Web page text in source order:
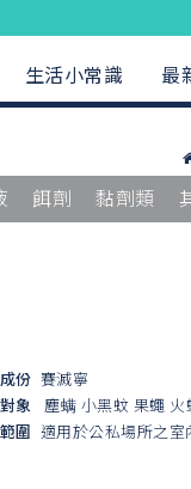
生活小常識 最
餌劑 黏劑類
份 賽滅寧
象
塵螨 小黑蚊 果蠅 火
圍 適用於公私場所之室